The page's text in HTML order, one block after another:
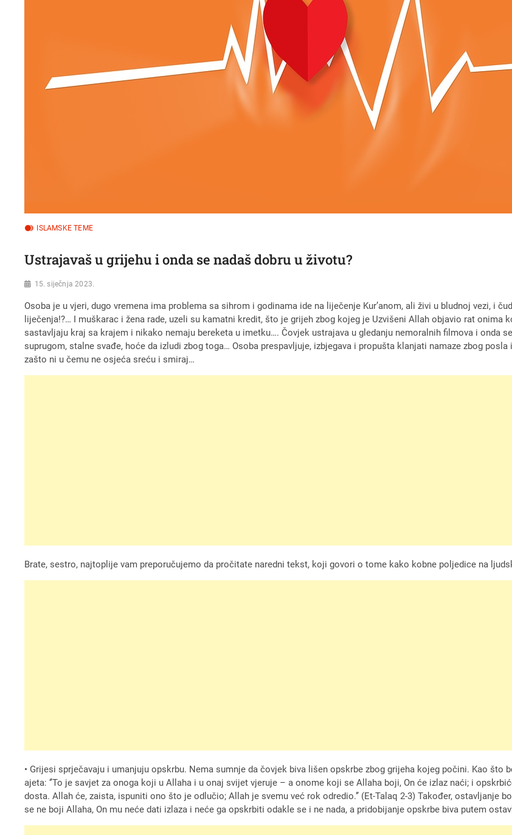
ISLAMSKE TEME
Ustrajavaš u grijehu i onda se nadaš dobru u životu?
15. siječnja 2023.
Osoba je u vjeri, dugo vremena ima problema sa sihrom i godinama ide na liječenje Kur’anom, ali živi u bludnoj vezi, i
liječenja!?… I muškarac i žena rade, uzeli su kamatni kredit, što je grijeh zbog kojeg je Uzvišeni Allah objavio rat
sastavljaju kraj sa krajem i nikako nemaju bereketa u imetku…. Čovjek ustrajava u gledanju nemoralnih filmova i onda
suprugom, stalne svađe, hoće da izludi zbog toga… Osoba prespavljuje, izbjegava i propušta klanjati namaze zbog
zašto ni u čemu ne osjeća sreću i smiraj…
Brate, sestro, najtoplije vam preporučujemo da pročitate naredni tekst, koji govori o tome kako kobne poljedice na
• Grijesi sprječavaju i umanjuju opskrbu. Nema sumnje da čovjek biva lišen opskrbe zbog grijeha kojeg počini. Kao što
ajeta: ‘’To je savjet za onoga koji u Allaha i u onaj svijet vjeruje – a onome koji se Allaha boji, On će izlaz naći; i
dosta. Allah će, zaista, ispuniti ono što je odlučio; Allah je svemu već rok odredio.’’ (Et-Talaq 2-3) Također,
se ne boji Allaha, On mu neće dati izlaza i neće ga opskrbiti odakle se i ne nada, a pridobijanje opskrbe biva putem